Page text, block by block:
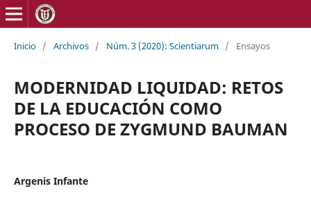
Inicio / Archivos / Núm. 3 (2020): Scientiarum / Ensayos
MODERNIDAD LIQUIDAD: RETOS
DE LA EDUCACIÓN COMO
PROCESO DE ZYGMUND BAUMAN
Argenis Infante